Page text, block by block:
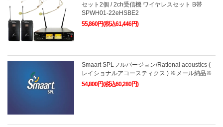
セット2個 / 2ch受信機 ワイヤレスセット B帯
SPWH01-22eHSBE2
55,860円(税込61,446円)
Smaart SPLフルバージョン/Rational acoustics (
レイショナルアコースティクス ) ※メール納品※
54,800円(税込60,280円)